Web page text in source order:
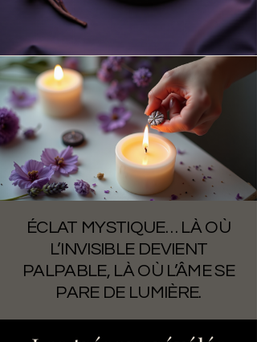
ÉCLAT MYSTIQUE… LÀ OÙ
L’INVISIBLE DEVIENT
PALPABLE, LÀ OÙ L’ÂME SE
PARE DE LUMIÈRE.